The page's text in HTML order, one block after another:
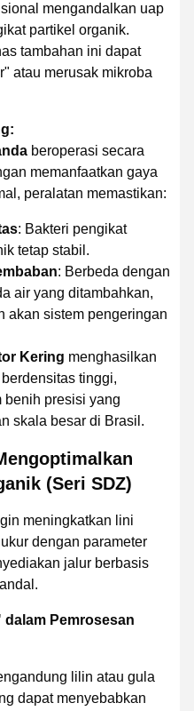
mengandalkan uap
partikel organik.
tambahan ini dapat
atau merusak mikroba
beroperasi secara
memanfaatkan gaya
peralatan memastikan:
: Bakteri pengikat
tetap stabil.
: Berbeda dengan
air yang ditambahkan,
akan sistem pengeringan
Kering menghasilkan
tinggi,
benih presisi yang
skala besar di Brasil.
(Seri SDZ)
meningkatkan lini
dengan parameter
jalur berbasis
Pemrosesan
lilin atau gula
dapat menyebabkan